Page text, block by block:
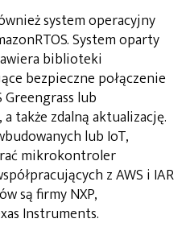
system operacyjny
System oparty
biblioteki
bezpieczne połączenie
lub
także zdalną aktualizację.
lub IoT,
mikrokontroler
z AWS i IAR
są firmy NXP,
Instruments.